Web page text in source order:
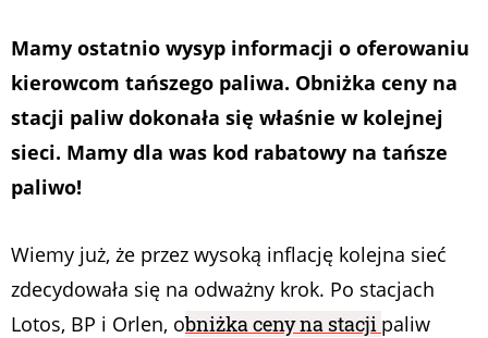
Mamy ostatnio wysyp informacji o oferowaniu
kierowcom tańszego paliwa. Obniżka ceny na
stacji paliw dokonała się właśnie w kolejnej
sieci. Mamy dla was kod rabatowy na tańsze
paliwo!
Wiemy już, że przez wysoką inflację kolejna sieć
zdecydowała się na odważny krok. Po stacjach
Lotos, BP i Orlen, obniżka ceny na stacji paliw